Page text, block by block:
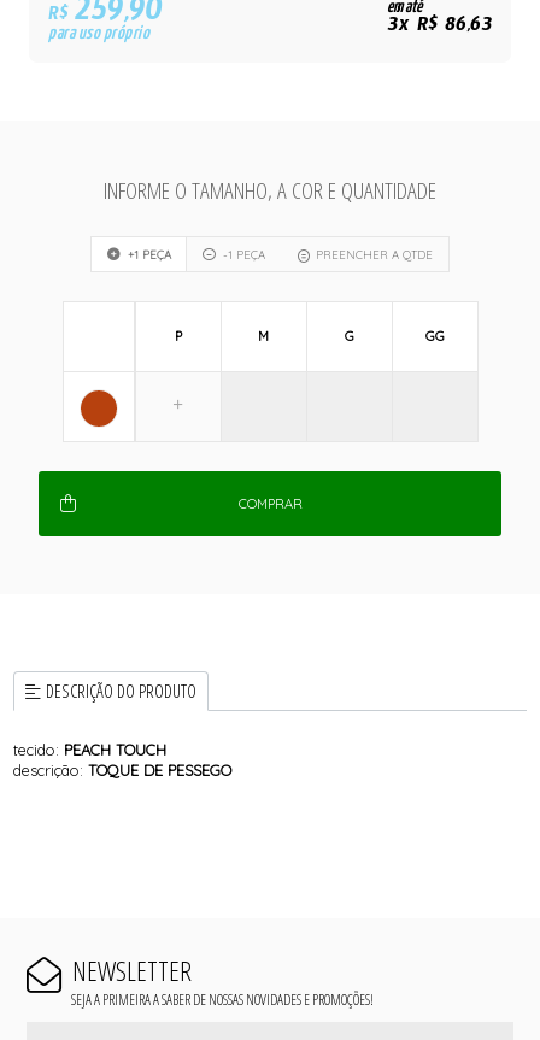
R$259,90
para uso próprio
em até
3x R$ 86,63
INFORME O TAMANHO, A COR E QUANTIDADE
+1 PEÇA -1 PEÇA PREENCHER A QTDE
P M G GG
COMPRAR
DESCRIÇÃO DO PRODUTO
tecido: PEACH TOUCH
descrição:TOQUE DE PESSEGO
NEWSLETTER
SEJA A PRIMEIRA A SABER DE NOSSAS NOVIDADES E PROMOÇÕES!